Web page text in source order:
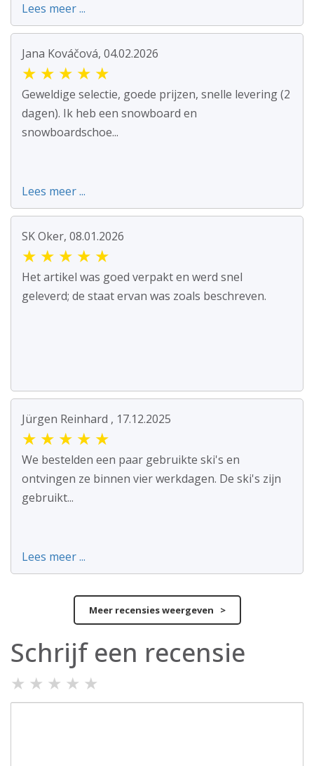
Lees meer ...
Jana Kováčová, 04.02.2026
★ ★ ★ ★ ★
Geweldige selectie, goede prijzen, snelle levering (2
dagen). Ik heb een snowboard en
snowboardschoe...
Lees meer ...
SK Oker, 08.01.2026
★ ★ ★ ★ ★
Het artikel was goed verpakt en werd snel
geleverd; de staat ervan was zoals beschreven.
Jürgen Reinhard , 17.12.2025
★ ★ ★ ★ ★
We bestelden een paar gebruikte ski's en
ontvingen ze binnen vier werkdagen. De ski's zijn
gebruikt...
Lees meer ...
Meer recensies weergeven >
Schrijf een recensie
★ ★ ★ ★ ★